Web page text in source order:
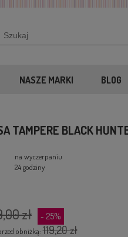
NASZE MARKI BLOG
TAMPERE BLACK
na wyczerpaniu
24 godziny
zł - 25%
obniżką:119,20 zł